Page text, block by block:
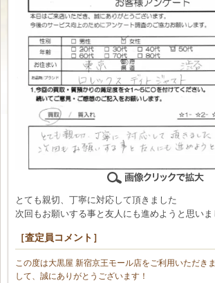
とても親切、丁寧に対応して頂きました
次回もお願いする事と友人にも進めようと思いま
［査定員コメント］
この度は大黒屋 新宿京王モール店をご利用いただきま
して、誠にありがとうございます！